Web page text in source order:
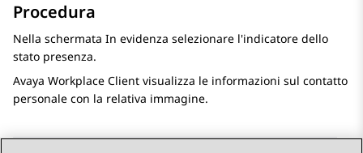
Procedura
Nella schermata In evidenza selezionare l'indicatore dello
stato presenza.
Avaya Workplace Client visualizza le informazioni sul contatto
personale con la relativa immagine.